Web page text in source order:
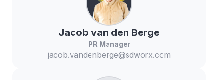
Jacob van den Berge
PR Manager
jacob.vandenberge@sdworx.com